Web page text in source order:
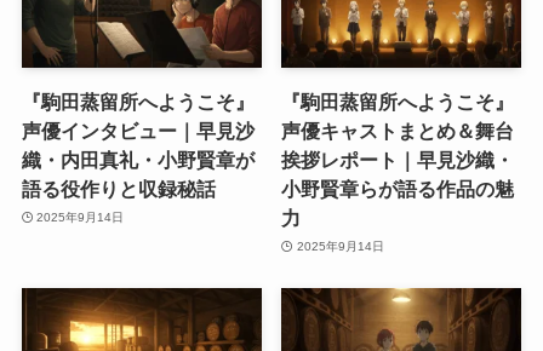
『駒田蒸留所へようこそ』
声優インタビュー｜早見沙
織・内田真礼・小野賢章が
語る役作りと収録秘話
2025年9月14日
『駒田蒸留所へようこそ』
声優キャストまとめ＆舞台
挨拶レポート｜早見沙織・
小野賢章らが語る作品の魅
力
2025年9月14日